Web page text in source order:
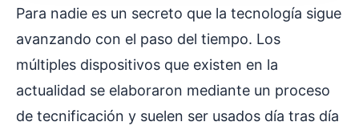
Para nadie es un secreto que la tecnología sigue
avanzando con el paso del tiempo. Los
múltiples dispositivos que existen en la
actualidad se elaboraron mediante un proceso
de tecnificación y suelen ser usados día tras día